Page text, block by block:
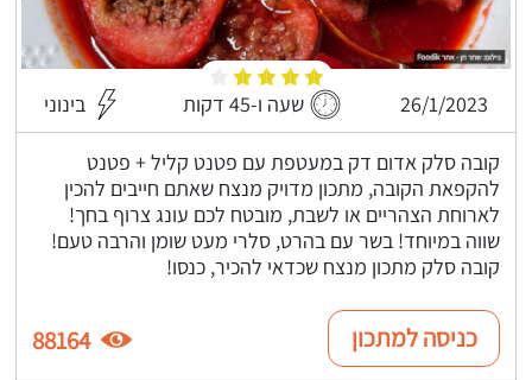
26/1/2023 שעה ו-45 דקות בינוני
קובה סלק אדום דק במעטפת עם פטנט קליל + פטנט
להקפאת הקובה, מתכון מדויק מנצח שאתם חייבים להכין
לארוחת הצהריים או לשבת, מובטח לכם עונג צרוף בחך!
שווה במיוחד! בשר עם בהרט, סלרי מעט שומן והרבה טעם!
קובה סלק מתכון מנצח שכדאי להכיר, כנסו!
כניסה למתכון 88164